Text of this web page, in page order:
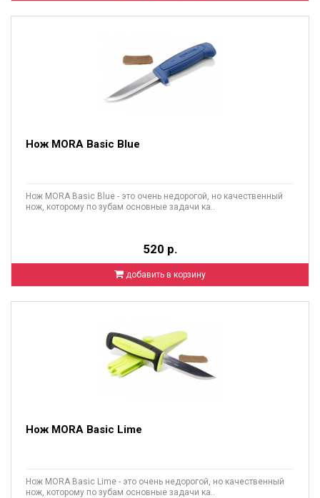
Нож MORA Basic Blue
Нож MORA Basic Blue - это очень недорогой, но качественный
нож, которому по зубам основные задачи ка..
520 р.
добавить в корзину
Нож MORA Basic Lime
Нож MORA Basic Lime - это очень недорогой, но качественный
нож, которому по зубам основные задачи ка..